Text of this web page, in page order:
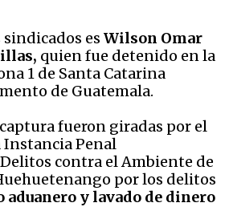
sindicados es Wilson Omar
quien fue detenido en la
1 de Santa Catarina
de Guatemala.
fueron giradas por el
Instancia Penal
contra el Ambiente de
por los delitos
aduanero y lavado de dinero